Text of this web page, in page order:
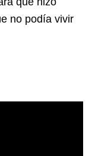
no podía vivir